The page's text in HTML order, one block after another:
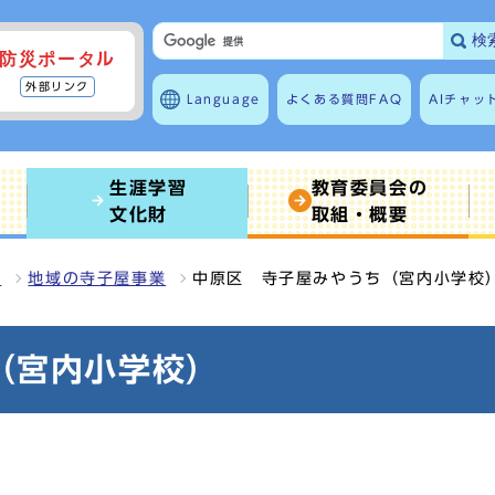
防災ポータル
外部リンク
検
Language よくある質問 FAQ AIチャッ
生涯学習
文化財
教育委員会の
取組・概要
地域の寺子屋事業 中原区 寺子屋みやうち（宮内小学校
内小学校）